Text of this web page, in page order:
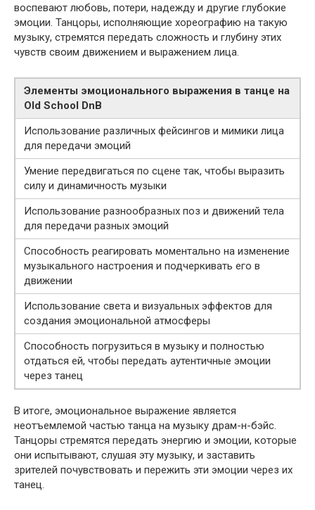
воспевают любовь, потери, надежду и другие глубокие
эмоции. Танцоры, исполняющие хореографию на такую
музыку, стремятся передать сложность и глубину этих
чувств своим движением и выражением лица.
Элементы эмоционального выражения в танце на
Old School DnB
Использование различных фейсингов и мимики лица
для передачи эмоций
Умение передвигаться по сцене так, чтобы выразить
силу и динамичность музыки
Использование разнообразных поз и движений тела
для передачи разных эмоций
Способность реагировать моментально на изменение
музыкального настроения и подчеркивать его в
движении
Использование света и визуальных эффектов для
создания эмоциональной атмосферы
Способность погрузиться в музыку и полностью
отдаться ей, чтобы передать аутентичные эмоции
через танец
В итоге, эмоциональное выражение является
неотъемлемой частью танца на музыку драм-н-бэйс.
Танцоры стремятся передать энергию и эмоции, которые
они испытывают, слушая эту музыку, и заставить
зрителей почувствовать и пережить эти эмоции через их
танец.